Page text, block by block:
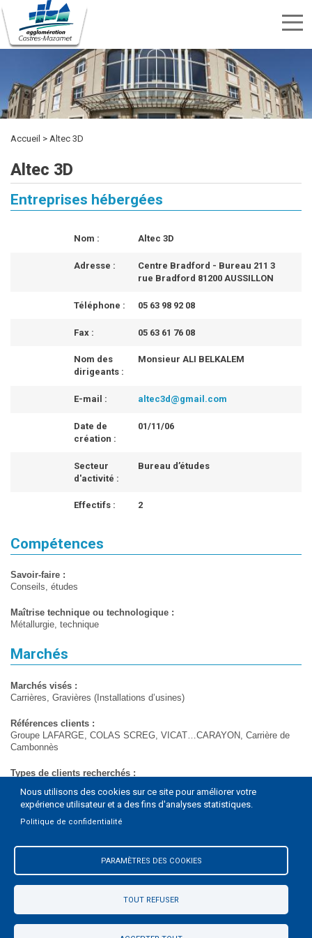
contenu
principal
Menu
nav
Nous utilisons des cookies sur ce site pour améliorer votre
expérience utilisateur et a des fins d'analyses statistiques.
Politique de confidentialité
PARAMÈTRES DES COOKIES
TOUT REFUSER
Rechercher
Rechercher
TRANSPORTS
SPORTS
ET
LOISIRS
CULTURE
ENVIRONNEMENT
ET
DÉCHETS
HABITAT
ÉTUDIER
DÉVELOPPEMENT
ECONOMIQUE
INTERCOMMUNALITÉ
MARCHÉS
PUBLICS
PUBLICITÉ
DES
ACTES
OFFRES
D'EMPLOI
KIOSQUE
Accueil Altec 3D
Altec 3D
Entreprises hébergées
Nom : Altec 3D
Adresse :
Centre Bradford - Bureau 211 3
rue Bradford 81200 AUSSILLON
Téléphone : 05 63 98 92 08
Fax : 05 63 61 76 08
Nom des
dirigeants :
Monsieur ALI BELKALEM
E-mail : altec3d@gmail.com
Date de
création :
01/11/06
Secteur
d'activité :
Bureau d’études
Effectifs : 2
Compétences
Savoir-faire :
Conseils, études
Maîtrise technique ou technologique :
Métallurgie, technique
Marchés
Marchés visés :
Carrières, Gravières (Installations d’usines)
Références clients :
Groupe LAFARGE, COLAS SCREG, VICAT…CARAYON, Carrière de
Cambonnès
Types de clients recherchés :
Sous-traitants et partenaires actuels :
METSO MINERALS / SKAKO. VIBRATION
Pied
de
L'agglo sur les réseaux sociaux